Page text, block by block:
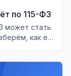
по 115-ФЗ
может стать
как её